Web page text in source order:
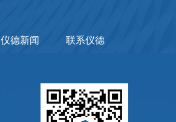
仪德新闻 联系仪德